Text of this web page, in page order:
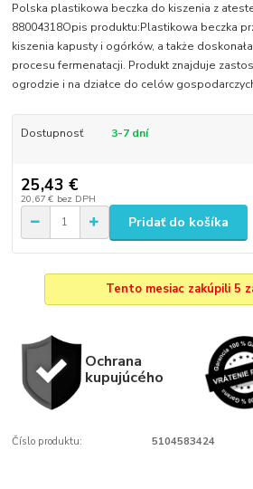
Polska plastikowa beczka do kiszenia z
88004318Opis produktu:Plastikowa beczka
kiszenia kapusty i ogórków, a także
procesu fermenatacji. Produkt znajduje
ogrodzie i na działce do celów
Dostupnosť 3-7 dní
25,43 €
20,67 € bez DPH
Pridať do košíka
Tento mesiac zakúpili 5
Ochrana
kupujúcého
Číslo produktu: 5104583424